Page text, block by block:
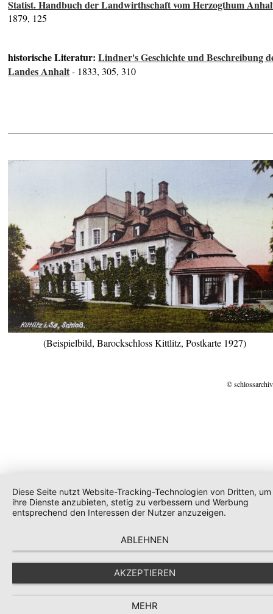
Statist. Handbuch der Landwirthschaft vom Herzogthum
1879, 125
historische Literatur:Lindner's Geschichte und Beschreibung
Landes Anhalt- 1833, 305, 310
(Beispielbild, Barockschloss Kittlitz, Postkarte 1927)
©
Diese Seite nutzt Website-Tracking-Technologien von Dritten, um
ihre Dienste anzubieten, stetig zu verbessern und Werbung
entsprechend den Interessen der Nutzer anzuzeigen.
ABLEHNEN
AKZEPTIEREN
MEHR